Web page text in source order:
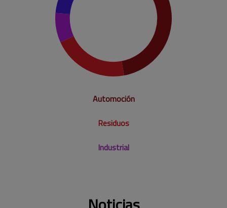
Automoción
Residuos
Industrial